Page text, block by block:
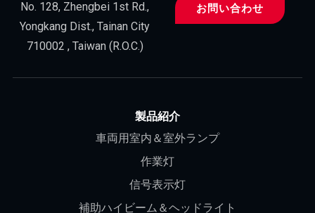
No. 128, Zhengbei 1st Rd.,
Yongkang Dist., Tainan City
710002 , Taiwan (R.O.C.)
お問い合わせ
製品紹介
車両用室内＆室外ランプ
作業灯
信号表示灯
補助ハイビーム＆ヘッドライト